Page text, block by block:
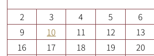
2
3 4 5 6
9
10 11 12 13
16
17 18 19 20